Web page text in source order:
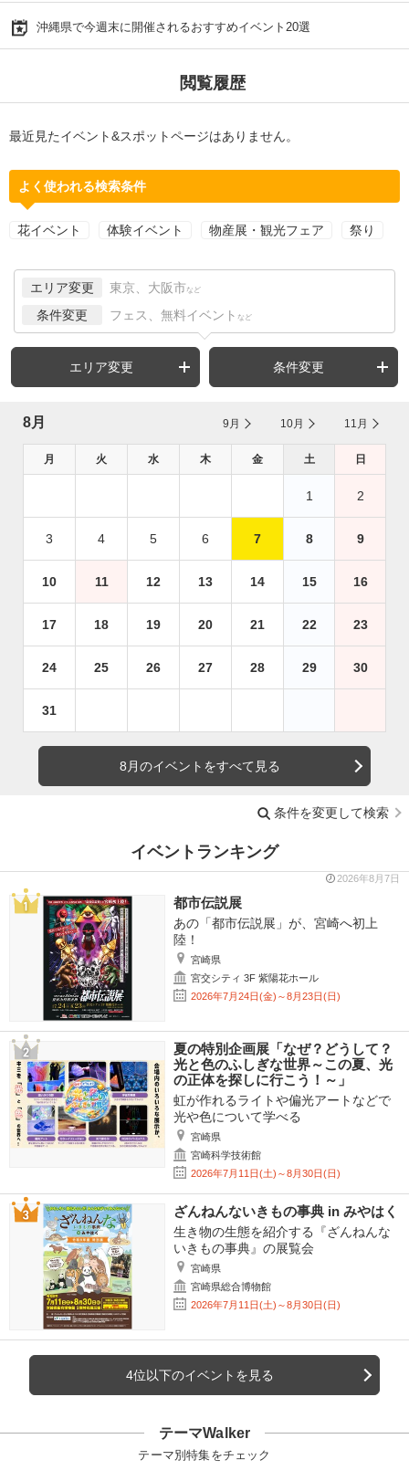
沖縄県で今週末に開催されるおすすめイベント20選
閲覧履歴
最近見たイベント&スポットページはありません。
よく使われる検索条件
花イベント 体験イベント 物産展・観光フェア 祭り
エリア変更 東京、大阪市 など
条件変更 フェス、無料イベント など
エリア変更 条件変更
8月 9月 10月 11月
月 火 水 木 金 土 日
1 2
3 4 5 6 7 8 9
10 11 12 13 14 15 16
17 18 19 20 21 22 23
24 25 26 27 28 29 30
31
8月のイベントをすべて見る
条件を変更して検索
イベントランキング
2026年8月7日
都市伝説展
あの「都市伝説展」が、宮崎へ初上
陸！
宮崎県
宮交シティ 3F 紫陽花ホール
2026年7月24日(金)～8月23日(日)
夏の特別企画展「なぜ？どうして？
光と色のふしぎな世界～この夏、光
の正体を探しに行こう！～」
虹が作れるライトや偏光アートなどで
光や色について学べる
宮崎県
宮崎科学技術館
2026年7月11日(土)～8月30日(日)
ざんねんないきもの事典 in みやはく
生き物の生態を紹介する『ざんねんな
いきもの事典』の展覧会
宮崎県
宮崎県総合博物館
2026年7月11日(土)～8月30日(日)
4位以下のイベントを見る
テーマWalker
テーマ別特集をチェック